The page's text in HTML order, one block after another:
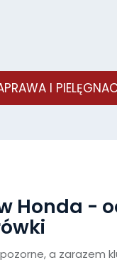
I
Honda -
a zarazem